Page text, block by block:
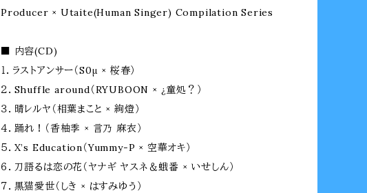
Producer × Utaite(Human Singer) Compilation Series
■ 内容(CD)
１．ラストアンサー（S0μ × 桜春）
２．Shuffle around（RYUBOON × ¿童処？）
３．晴レルヤ（相葉まこと × 絢燈）
４．踊れ！（香柚季 × 言乃 麻衣）
５．X’s Education（Yummy-P × 空華オキ）
６．刀語るは恋の花（ヤナギ ヤスネ＆蛾番 × いせしん）
７．黒猫愛世（しき × はすみゆう）